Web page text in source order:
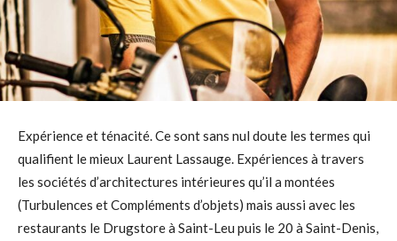
Expérience et ténacité. Ce sont sans nul doute les termes qui
qualifient le mieux Laurent Lassauge. Expériences à travers
les sociétés d’architectures intérieures qu’il a montées
(Turbulences et Compléments d’objets) mais aussi avec les
restaurants le Drugstore à Saint-Leu puis le 20 à Saint-Denis,